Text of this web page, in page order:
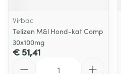
Virbac
Telizen M&l Hond-kat Comp
30x100mg
€ 51,41